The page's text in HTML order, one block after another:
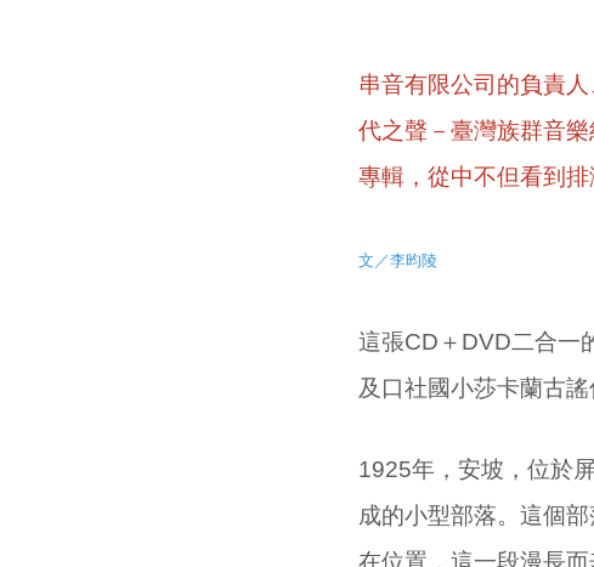
串音有限公司的負責
代之聲－臺灣族群音
專輯，從中不但看到
文／李昀陵
這張CD＋DVD二合一
及口社國小莎卡蘭古
1925年，安坡，位於
成的小型部落。這個
在位置，這一段漫長